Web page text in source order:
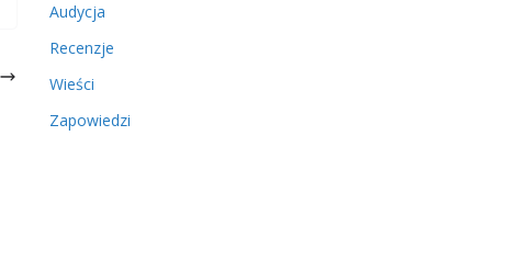
Audycja
Recenzje
Wieści
Zapowiedzi